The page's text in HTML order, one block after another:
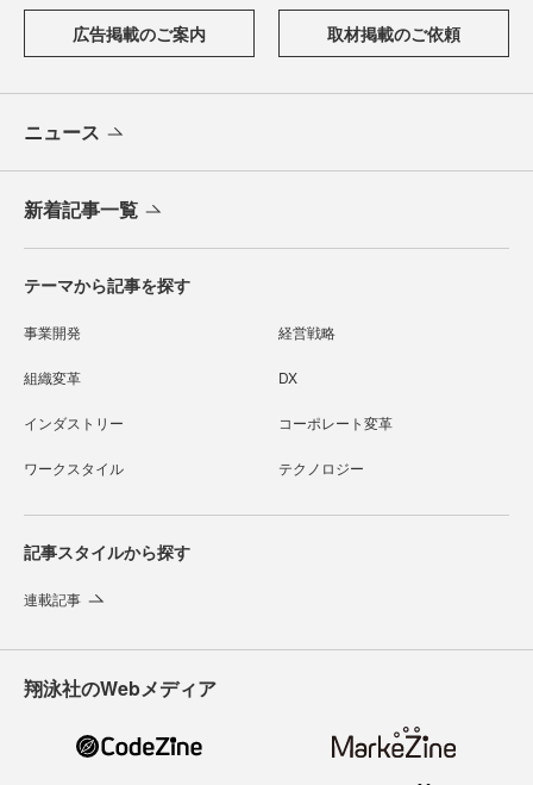
広告掲載のご案内 取材掲載のご依頼
ニュース
新着記事一覧
テーマから記事を探す
事業開発 経営戦略
組織変革 DX
インダストリー コーポレート変革
ワークスタイル テクノロジー
記事スタイルから探す
連載記事
翔泳社のWebメディア